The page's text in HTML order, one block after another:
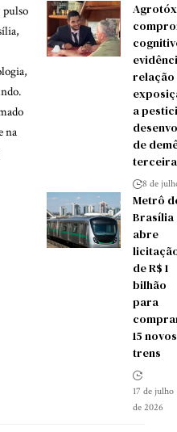
pulso
na
a
de
8 de
Metrô
Brasília
abre
de R$ 1
bilhão
para
15 novos
trens
17 de julho
de 2026